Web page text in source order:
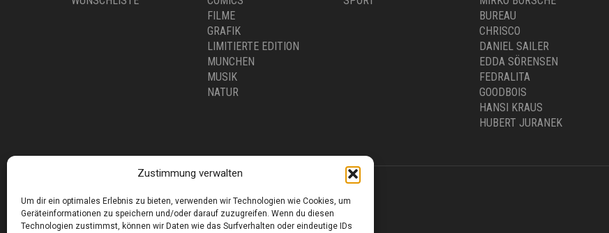
Zustimmung verwalten
Um dir ein optimales Erlebnis zu bieten, verwenden wir Technologien wie Cookies, um
Geräteinformationen zu speichern und/oder darauf zuzugreifen. Wenn du diesen
Technologien zustimmst, können wir Daten wie das Surfverhalten oder eindeutige IDs
GRAFIK
LIMITIERTE EDITION
MUNCHEN
MUSIK
NATUR
CHRISCO
DANIEL SAILER
EDDA SÖRENSEN
FEDRALITA
GOODBOIS
HANSI KRAUS
HUBERT JURANEK
Corneliusstr. 19, München, 80469, Germany
Öffnungszeiten: Di. - FR. 11.00 –19.30 UHR · SA. 11.00 –18.00 UHR